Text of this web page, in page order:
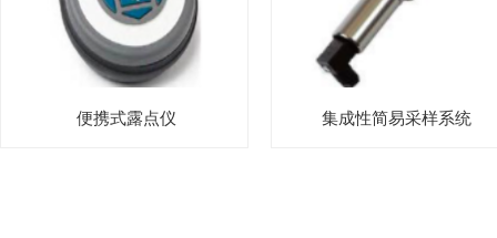
便携式露点仪 集成性简易采样系统